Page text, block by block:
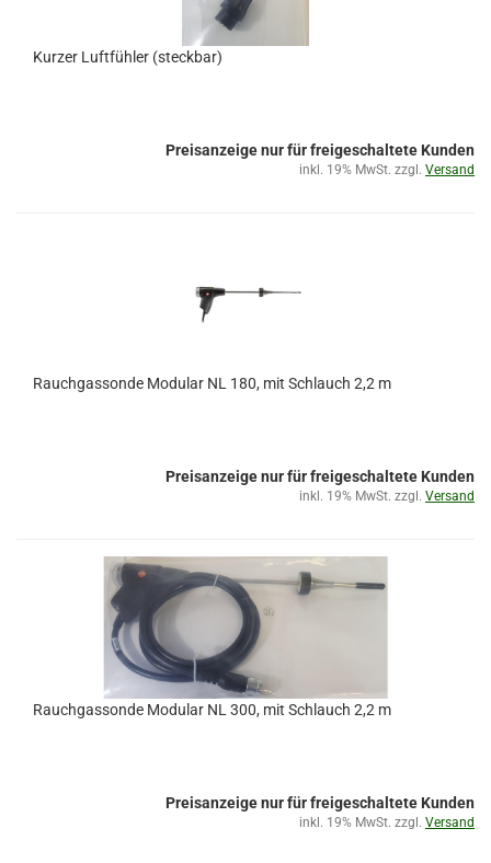
Kurzer Luftfühler (steckbar)
Preisanzeige nur für freigeschaltete Kunden
inkl. 19% MwSt. zzgl. Versand
Rauchgassonde Modular NL 180, mit Schlauch 2,2 m
Preisanzeige nur für freigeschaltete Kunden
inkl. 19% MwSt. zzgl. Versand
Rauchgassonde Modular NL 300, mit Schlauch 2,2 m
Preisanzeige nur für freigeschaltete Kunden
inkl. 19% MwSt. zzgl. Versand